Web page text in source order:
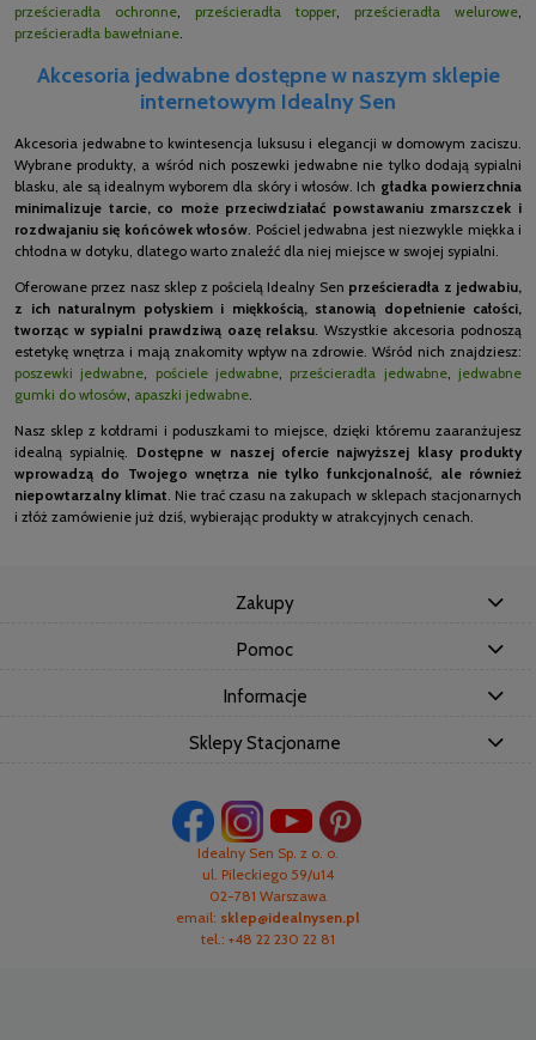
prześcieradła ochronne
prześcieradła topper prześcieradła welurowe
prześcieradła bawełniane
Akcesoria jedwabne dostępne w naszym sklepie
internetowym Idealny Sen
Akcesoria jedwabne to kwintesencja luksusu i elegancji w domowym zaciszu.
Wybrane produkty, a wśród nich poszewki jedwabne nie tylko dodają sypialni
blasku, ale są idealnym wyborem dla skóry i włosów. Ich gładka powierzchnia
minimalizuje tarcie, co może przeciwdziałać powstawaniu zmarszczek i
rozdwajaniu się końcówek włosów . Pościel jedwabna jest niezwykle miękka i
chłodna w dotyku, dlatego warto znaleźć dla niej miejsce w swojej sypialni.
Oferowane przez nasz sklep z pościelą Idealny Sen prześcieradła z jedwabiu,
z ich naturalnym połyskiem i miękkością, stanowią dopełnienie całości,
tworząc w sypialni prawdziwą oazę relaksu . Wszystkie akcesoria podnoszą
estetykę wnętrza i mają znakomity wpływ na zdrowie. Wśród nich znajdziesz:
poszewki jedwabne
pościele jedwabne prześcieradła jedwabne, jedwabne
gumki do włosów apaszki jedwabne
Nasz sklep z kołdrami i poduszkami to miejsce, dzięki któremu zaaranżujesz
idealną sypialnię. Dostępne w naszej ofercie najwyższej klasy produkty
wprowadzą do Twojego wnętrza nie tylko funkcjonalność, ale również
niepowtarzalny klimat . Nie trać czasu na zakupach w sklepach stacjonarnych
i złóż zamówienie już dziś, wybierając produkty w atrakcyjnych cenach.
Zakupy
Pomoc
Informacje
Sklepy Stacjonarne
Idealny Sen Sp. z o. o.
ul. Pileckiego 59/u14
02-781 Warszawa
email: sklep@idealnysen.pl
tel.: +48 22 230 22 81